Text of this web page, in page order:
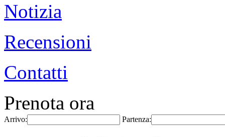
Notizia
Recensioni
Contatti
Prenota ora
Arrivo: Partenza: